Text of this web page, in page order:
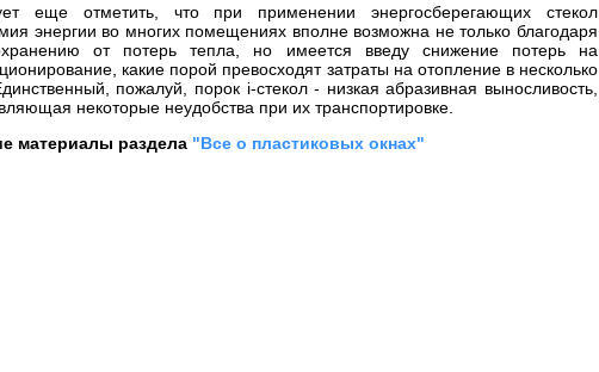
еще отметить, что при применении энергосберегающих стекол
энергии во многих помещениях вполне возможна не только благодаря
от потерь тепла, но имеется введу снижение потерь на
какие порой превосходят затраты на отопление в несколько
пожалуй, порок i-стекол - низкая абразивная выносливость,
некоторые неудобства при их транспортировке.
материалы раздела "Все о пластиковых окнах"